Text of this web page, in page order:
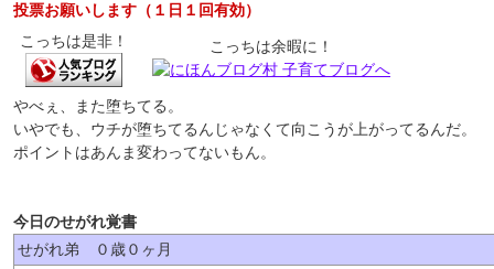
投票お願いします（１日１回有効）
こっちは是非！
こっちは余暇に！
やべぇ、また堕ちてる。
いやでも、ウチが堕ちてるんじゃなくて向こうが上がってるんだ。
ポイントはあんま変わってないもん。
今日のせがれ覚書
せがれ弟 ０歳０ヶ月